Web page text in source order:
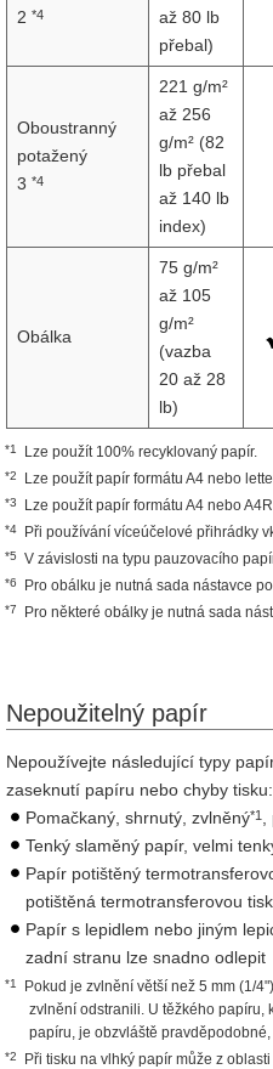
2 *4
až 80 lb
přebal)
Oboustranný
potažený
3 *4
221 g/m²
až 256
g/m² (82
lb přebal
až 140 lb
index)
Obálka
75 g/m²
až 105
g/m²
(vazba
20 až 28
lb)
*1 Lze použít 100% recyklovaný papír.
*2 Lze použít papír formátu A4 nebo
*3 Lze použít papír formátu A4 nebo
*4 Při používání víceúčelové přihrádky
*5 V závislosti na typu pauzovacího
*6 Pro obálku je nutná sada nástavce
*7 Pro některé obálky je nutná sada
Nepoužitelný papír
Nepoužívejte následující typy
zaseknutí papíru nebo chyby tisku:
Pomačkaný, shrnutý, zvlněný*1
Tenký slaměný papír, velmi
Papír potištěný
potištěná termotransferovou
Papír s lepidlem nebo jiným
zadní stranu lze snadno odlepit
*1
Pokud je zvlnění větší než 5 mm (1/
zvlnění odstranili. U těžkého papíru,
papíru, je obzvláště
*2
Při tisku na vlhký papír může z